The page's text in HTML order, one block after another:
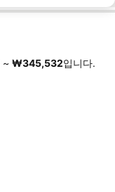
~ ‎₩345,532입니다.